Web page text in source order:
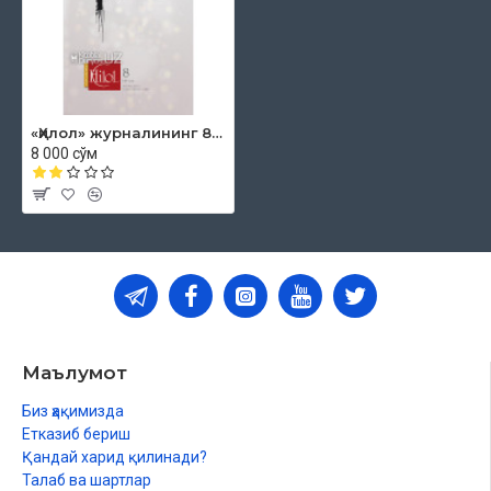
Расулуллоҳга қўшни бўлиш умиди
ДУНЁ БЎЙЛАБ
«Ҳилол» журналининг 8 (41)-сони
8 000 сўм
Маълумот
Биз ҳақимизда
Етказиб бериш
Қандай харид қилинади?
Талаб ва шартлар